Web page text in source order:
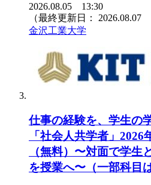
2026.08.05 13:30
（最終更新日： 2026.08.07
金沢工業大学
仕事の経験を、学生の
「社会人共学者」
（無料）〜対面で学生
を授業へ〜（一部科目